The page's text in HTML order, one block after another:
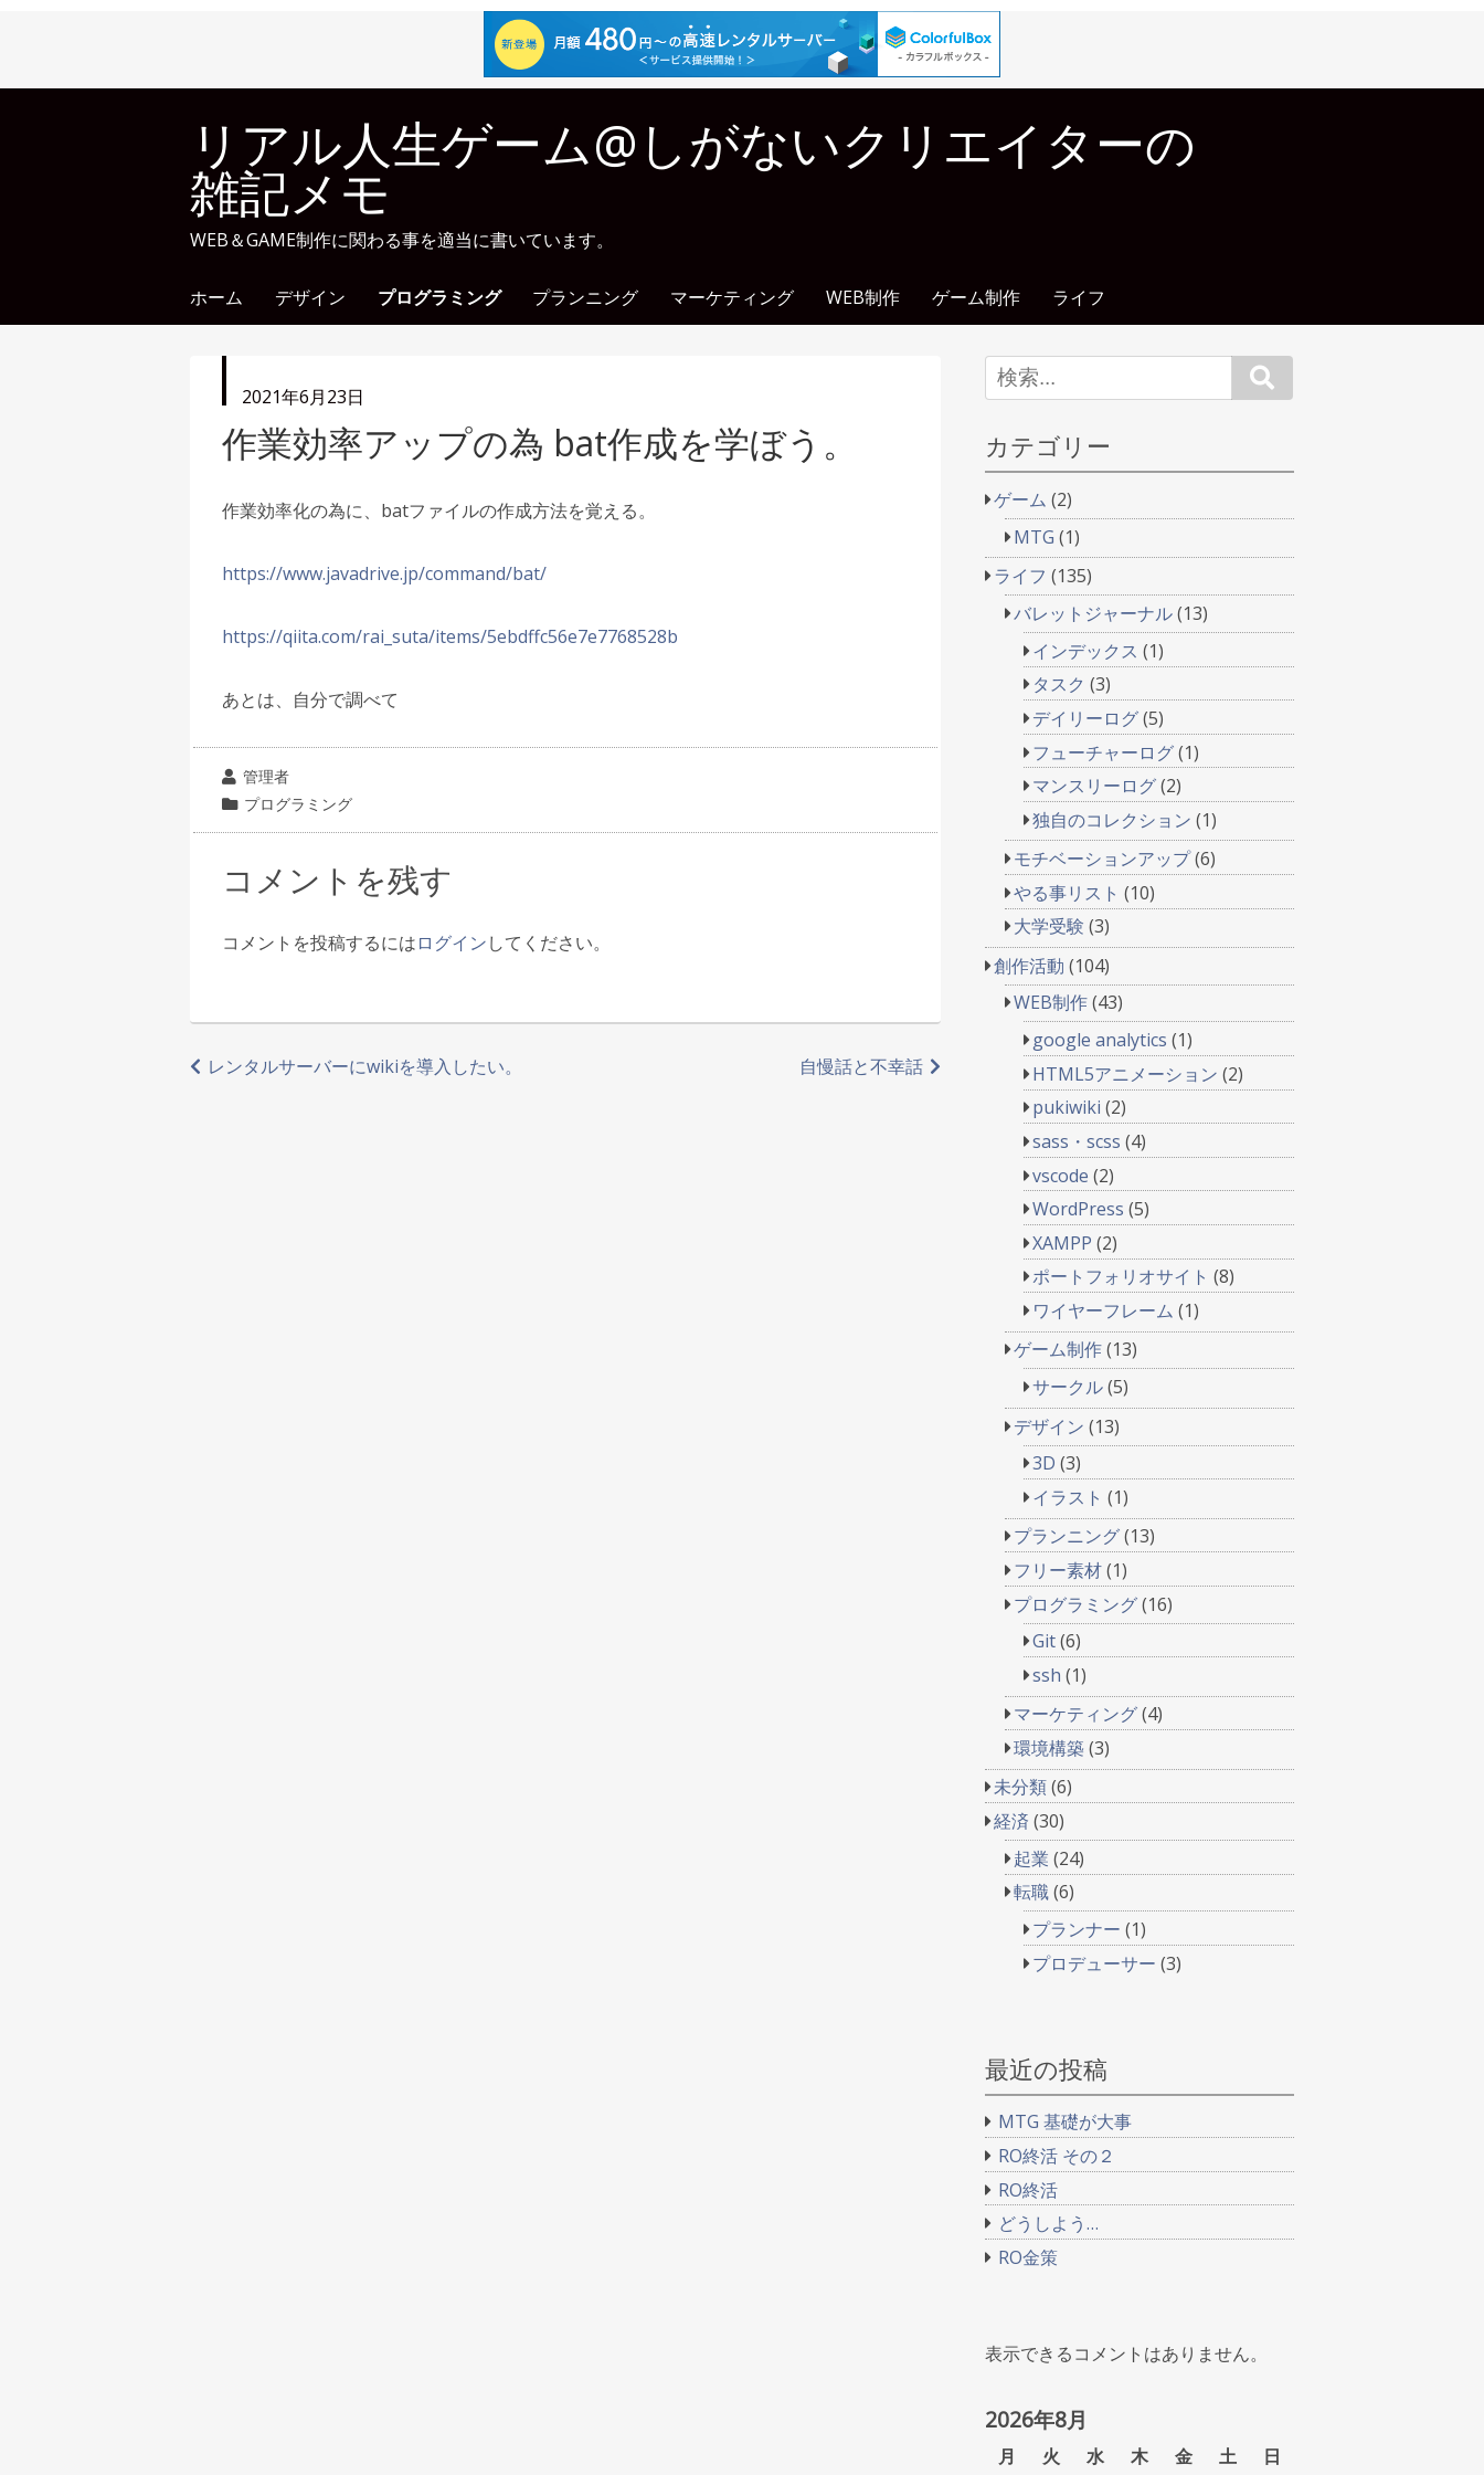
リアル人生ゲーム@しがないクリエイターの
雑記メモ
WEB＆GAME制作に関わる事を適当に書いています。
ホーム デザイン プログラミング プランニング マーケティング WEB制作 ゲーム制作 ライフ
投
日
2021年6月23日
作業効率アップの為 bat作成を学ぼう。
作業効率化の為に、batファイルの作成方法を覚える。
https://www.javadrive.jp/command/bat/
https://qiita.com/rai_suta/items/5ebdffc56e7e7768528b
あとは、自分で調べて
投
稿
者
管理者
カ
テ
リ
プログラミング
コメントを残す
コメントを投稿するにはログインしてください。
投
自慢話と不幸話
レンタルサーバーにwikiを導入したい。
カテゴリー
ゲーム (2)
MTG (1)
ライフ (135)
バレットジャーナル(13)
インデックス (1)
タスク (3)
デイリーログ(5)
フューチャーログ(1)
マンスリーログ(2)
独自のコレクション (1)
モチベーションアップ(6)
やる事リスト (10)
大学受験 (3)
創作活動 (104)
WEB制作(43)
google analytics (1)
HTML5アニメーション (2)
pukiwiki (2)
sass・scss (4)
vscode (2)
WordPress (5)
XAMPP (2)
ポートフォリオサイト (8)
ワイヤーフレーム (1)
ゲーム制作(13)
サークル(5)
デザイン (13)
3D (3)
イラスト (1)
プランニング(13)
フリー素材(1)
プログラミング(16)
Git(6)
ssh (1)
マーケティング(4)
環境構築(3)
未分類(6)
経済 (30)
起業 (24)
転職(6)
プランナー (1)
プロデューサー (3)
最近の投稿
MTG 基礎が大事
RO終活 その２
RO終活
どうしよう…
RO金策
表示できるコメントはありません。
2026年8月
月 火 水 木 金 土 日